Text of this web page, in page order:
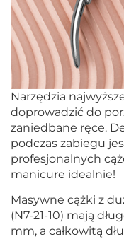
Narzędzia
doprowadzić do
zaniedbane ręce.
podczas zabiegu
profesjonalnych
manicure idealnie!
Masywne cążki z
(N7-21-10) mają
mm, a całkowitą